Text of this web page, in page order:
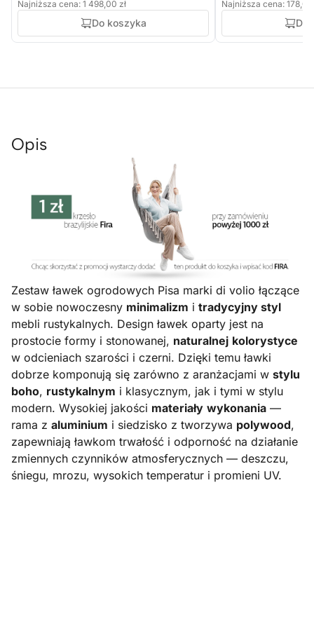
Najniższa cena: 1 498,00 zł
Do koszyka
Najniższa cena: 178,00
Do
Opis
Zestaw ławek ogrodowych Pisa marki di volio łączące
w sobie nowoczesny minimalizm i tradycyjny styl
mebli rustykalnych. Design ławek oparty jest na
prostocie formy i stonowanej, naturalnej kolorystyce
w odcieniach szarości i czerni. Dzięki temu ławki
dobrze komponują się zarówno z aranżacjami w stylu
boho, rustykalnym i klasycznym, jak i tymi w stylu
modern. Wysokiej jakości materiały wykonania —
rama z aluminium i siedzisko z tworzywa polywood,
zapewniają ławkom trwałość i odporność na działanie
zmiennych czynników atmosferycznych — deszczu,
śniegu, mrozu, wysokich temperatur i promieni UV.